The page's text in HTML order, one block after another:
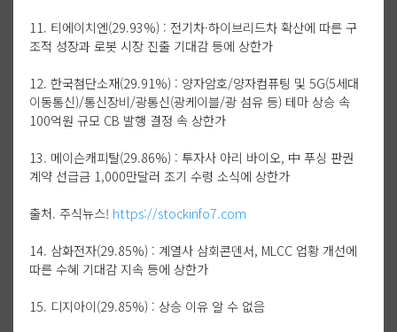
11. 티에이치엔(29.93%) : 전기차·하이브리드차 확산에 따른 구
조적 성장과 로봇 시장 진출 기대감 등에 상한가
12. 한국첨단소재(29.91%) : 양자암호/양자컴퓨팅 및 5G(5세대
이동통신)/통신장비/광통신(광케이블/광 섬유 등) 테마 상승 속
100억원 규모 CB 발행 결정 속 상한가
13. 메이슨캐피탈(29.86%) : 투자사 아리 바이오, 中 푸싱 판권
계약 선급금 1,000만달러 조기 수령 소식에 상한가
출처. 주식뉴스! https://stockinfo7.com
14. 삼화전자(29.85%) : 계열사 삼회콘덴서, MLCC 업황 개선에
따른 수혜 기대감 지속 등에 상한가
15. 디지아이(29.85%) : 상승 이유 알 수 없음